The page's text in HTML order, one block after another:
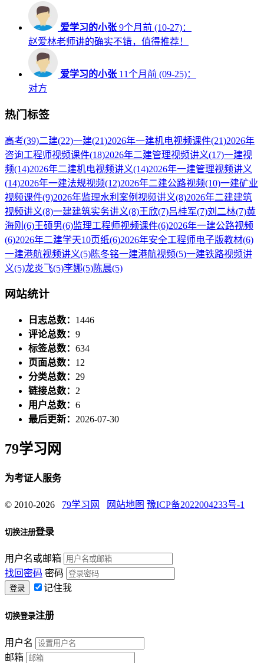
爱学习的小张 9个月前 (10-27)：
赵爱林老师讲的确实不错，值得推荐！
爱学习的小张 11个月前 (09-25)：
对方
热门标签
高考(39)二建(22)一建(21)2026年一建机电视频课件(21)2026年
咨询工程师视频课件(18)2026年二建管理视频讲义(17)一建视
频(14)2026年二建机电视频讲义(14)2026年一建管理视频讲义
(14)2026年一建法规视频(12)2026年二建公路视频(10)一建矿业
视频课件(9)2026年监理水利案例视频讲义(8)2026年二建建筑
视频讲义(8)一建建筑实务讲义(8)王欣(7)吕桂军(7)刘二林(7)黄
海刚 (6)王硕男(6)监理工程师视频课件(6)2026年一建公路视频
(6)2026年二建学天10页纸(6)2026年安全工程师电子版教材(6)
一建港航视频讲义(5)陈冬铭一建港航视频(5)一建铁路视频讲
义(5)龙炎飞(5)李娜(5)陈晨(5)
网站统计
日志总数： 1446
评论总数： 9
标签总数： 634
页面总数： 12
分类总数： 29
链接总数： 2
用户总数： 6
最后更新： 2026-07-30
79学习网
为考证人服务
© 2010-2026 79学习网 网站地图 豫ICP备2022004233号-1
切换注册登录
用户名或邮箱
找回密码 密码
记住我
切换登录注册
用户名
邮箱